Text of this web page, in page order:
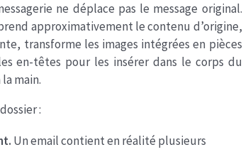
ne déplace pas le message original.
approximativement le contenu d’origine,
transforme les images intégrées en pièces
en-têtes pour les insérer dans le corps du
main.
:
Un email contient en réalité plusieurs